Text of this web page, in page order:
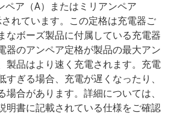
ペア（A）またはミリアンペア
されています。この定格は充電器ご
なボーズ製品に付属している充電器
器のアンペア定格が製品の最大アン
製品はより速く充電されます。充電
すぎる場合、充電が遅くなったり、
場合があります。詳細については、
明書に記載されている仕様をご確認